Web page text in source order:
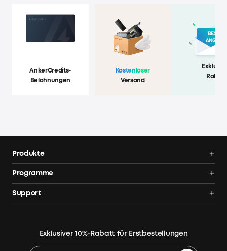
AnkerCredits-
Belohnungen
Kostenloser
Versand
Rabatt
Produkte
Balkonkraftwerk mit Speicher
Powerstation Angebote
Tragbare Powerstation
Programme
Blog
Hot Deals
Support
Exklusiver 10%-Rabatt für Erstbestellungen